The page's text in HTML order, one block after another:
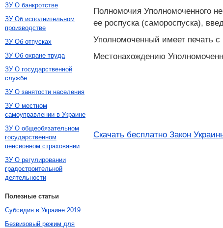
Полномочия Уполномоченного
ее роспуска (самороспуска),
Уполномоченный имеет печать
Местонахождению
Скачать бесплатно Закон
ЗУ О банкротстве
ЗУ Об исполнительном
производстве
ЗУ Об отпусках
ЗУ Об охране труда
ЗУ О государственной
службе
ЗУ О занятости населения
ЗУ О местном
самоуправлении в Украине
ЗУ О общеобязательном
государственном
пенсионном страховании
ЗУ О регулировании
градостроительной
деятельности
Полезные статьи
Субсидия в Украине 2019
Безвизовый режим для